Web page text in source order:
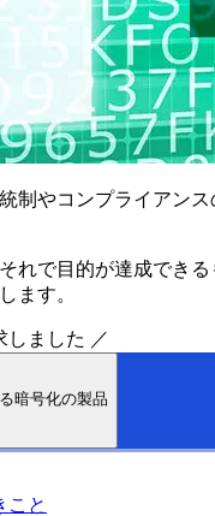
制やコンプライアン
れで目的が達成でき
ます。
しました ／
暗号化の製品
こと